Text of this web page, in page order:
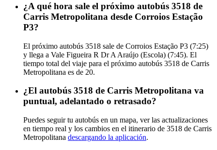
¿A qué hora sale el próximo autobús 3518 de
Carris Metropolitana desde Corroios Estação
P3?
El próximo autobús 3518 sale de Corroios Estação P3 (7:25)
y llega a Vale Figueira R Dr A Araújo (Escola) (7:45). El
tiempo total del viaje para el próximo autobús 3518 de Carris
Metropolitana es de 20.
¿El autobús 3518 de Carris Metropolitana va
puntual, adelantado o retrasado?
Puedes seguir tu autobús en un mapa, ver las actualizaciones
en tiempo real y los cambios en el itinerario de 3518 de Carris
Metropolitana descargando la aplicación.